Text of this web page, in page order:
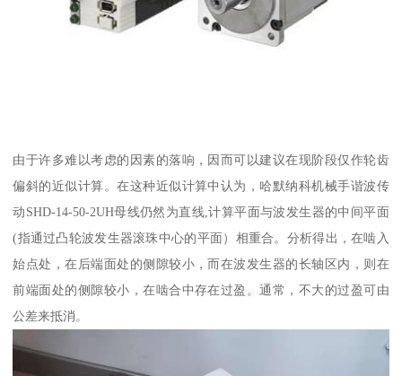
由于许多难以考虑的因素的落响，因而可以建议在现阶段仅作轮齿
偏斜的近似计算。在这种近似计算中认为，哈默纳科机械手谐波传
动SHD-14-50-2UH母线仍然为直线,计算平面与波发生器的中间平面
(指通过凸轮波发生器滚珠中心的平面）相重合。分析得出，在啮入
始点处，在后端面处的侧隙较小，而在波发生器的长轴区内，则在
前端面处的侧隙较小，在啮合中存在过盈。通常，不大的过盈可由
公差来抵消。